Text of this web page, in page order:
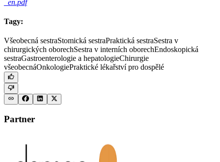
_en.pdf
Tagy:
Všeobecná sestraStomická sestraPraktická sestraSestra v
chirurgických oborechSestra v interních oborechEndoskopická
sestraGastroenterologie a hepatologieChirurgie
všeobecnáOnkologiePraktické lékařství pro dospělé
Partner